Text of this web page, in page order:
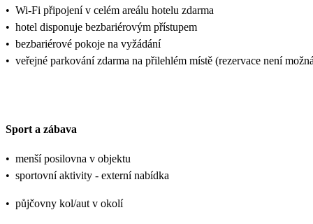
• Wi-Fi připojení v celém areálu hotelu zdarma
• hotel disponuje bezbariérovým přístupem
• bezbariérové pokoje na vyžádání
• veřejné parkování zdarma na přilehlém místě (rezervace není
Sport a zábava
• menší posilovna v objektu
• sportovní aktivity - externí nabídka
• půjčovny kol/aut v okolí